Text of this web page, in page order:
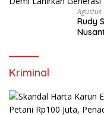
Rudy
Kriminal